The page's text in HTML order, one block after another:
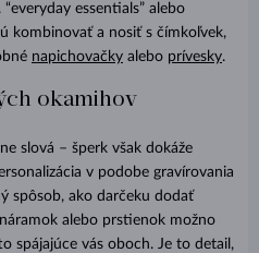
essentials” alebo
kombinovať a nosiť s čímkoľvek,
napichovačky alebo prívesky.
okamihov
slová – šperk však dokáže
v podobe gravírovania
spôsob, ako darčeku dodať
alebo prstienok možno
spájajúce vás oboch. Je to detail,